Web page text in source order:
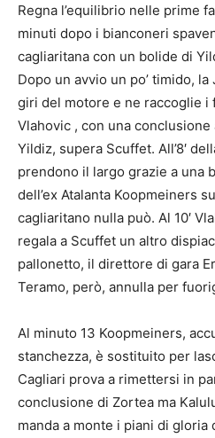
Regna l’equilibrio nelle prime
minuti dopo i bianconeri
cagliaritana con un bolide di
Dopo un avvio un po’ timido,
giri del motore e ne raccoglie
Vlahovic , con una
Yildiz, supera Scuffet. All’8′
prendono il largo grazie a una
dell’ex Atalanta Koopmeiners
cagliaritano nulla può. Al 10′
regala a Scuffet un altro
pallonetto, il direttore di gara
Teramo, però, annulla per
Al minuto 13 Koopmeiners,
stanchezza, è sostituito per
Cagliari prova a rimettersi in
conclusione di Zortea ma
manda a monte i piani di gloria